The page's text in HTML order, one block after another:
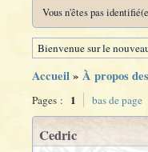
Vous n'êtes pas
Bienvenue sur le
Accueil» À propos
Pages : 1 bas de page
Cedric